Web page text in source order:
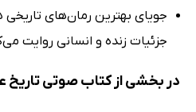
جویای بهترین رمان‌های تاریخی
جزئیات زنده و انسانی روایت
در بخشی از کتاب صوتی